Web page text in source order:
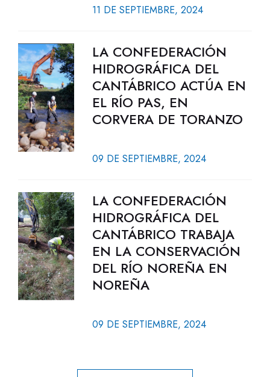
11 DE SEPTIEMBRE, 2024
LA CONFEDERACIÓN
HIDROGRÁFICA DEL
CANTÁBRICO ACTÚA EN
EL RÍO PAS, EN
CORVERA DE TORANZO
09 DE SEPTIEMBRE, 2024
LA CONFEDERACIÓN
HIDROGRÁFICA DEL
CANTÁBRICO TRABAJA
EN LA CONSERVACIÓN
DEL RÍO NOREÑA EN
NOREÑA
09 DE SEPTIEMBRE, 2024